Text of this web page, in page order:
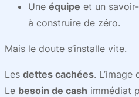
Une équipe et un
à construire de zéro.
Mais le doute s’installe vite.
Les dettes cachées.
Le besoin de cash immédiat